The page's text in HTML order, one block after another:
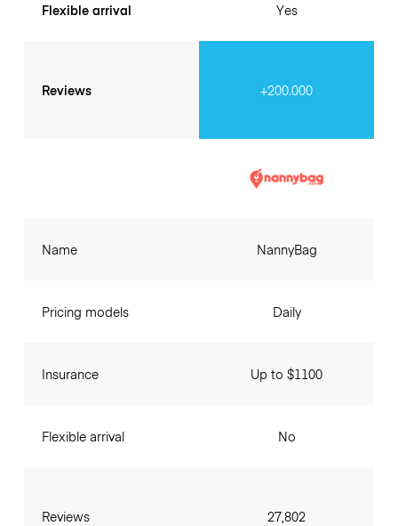
Flexible arrival
Reviews
Yes
+200.000
Name
Pricing models
Insurance
Flexible arrival
Reviews
NannyBag
Daily
Up to $1100
No
27,802